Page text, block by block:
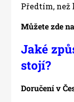
Předtím, než
Můžete zde
Jaké
stojí?
Doručení v